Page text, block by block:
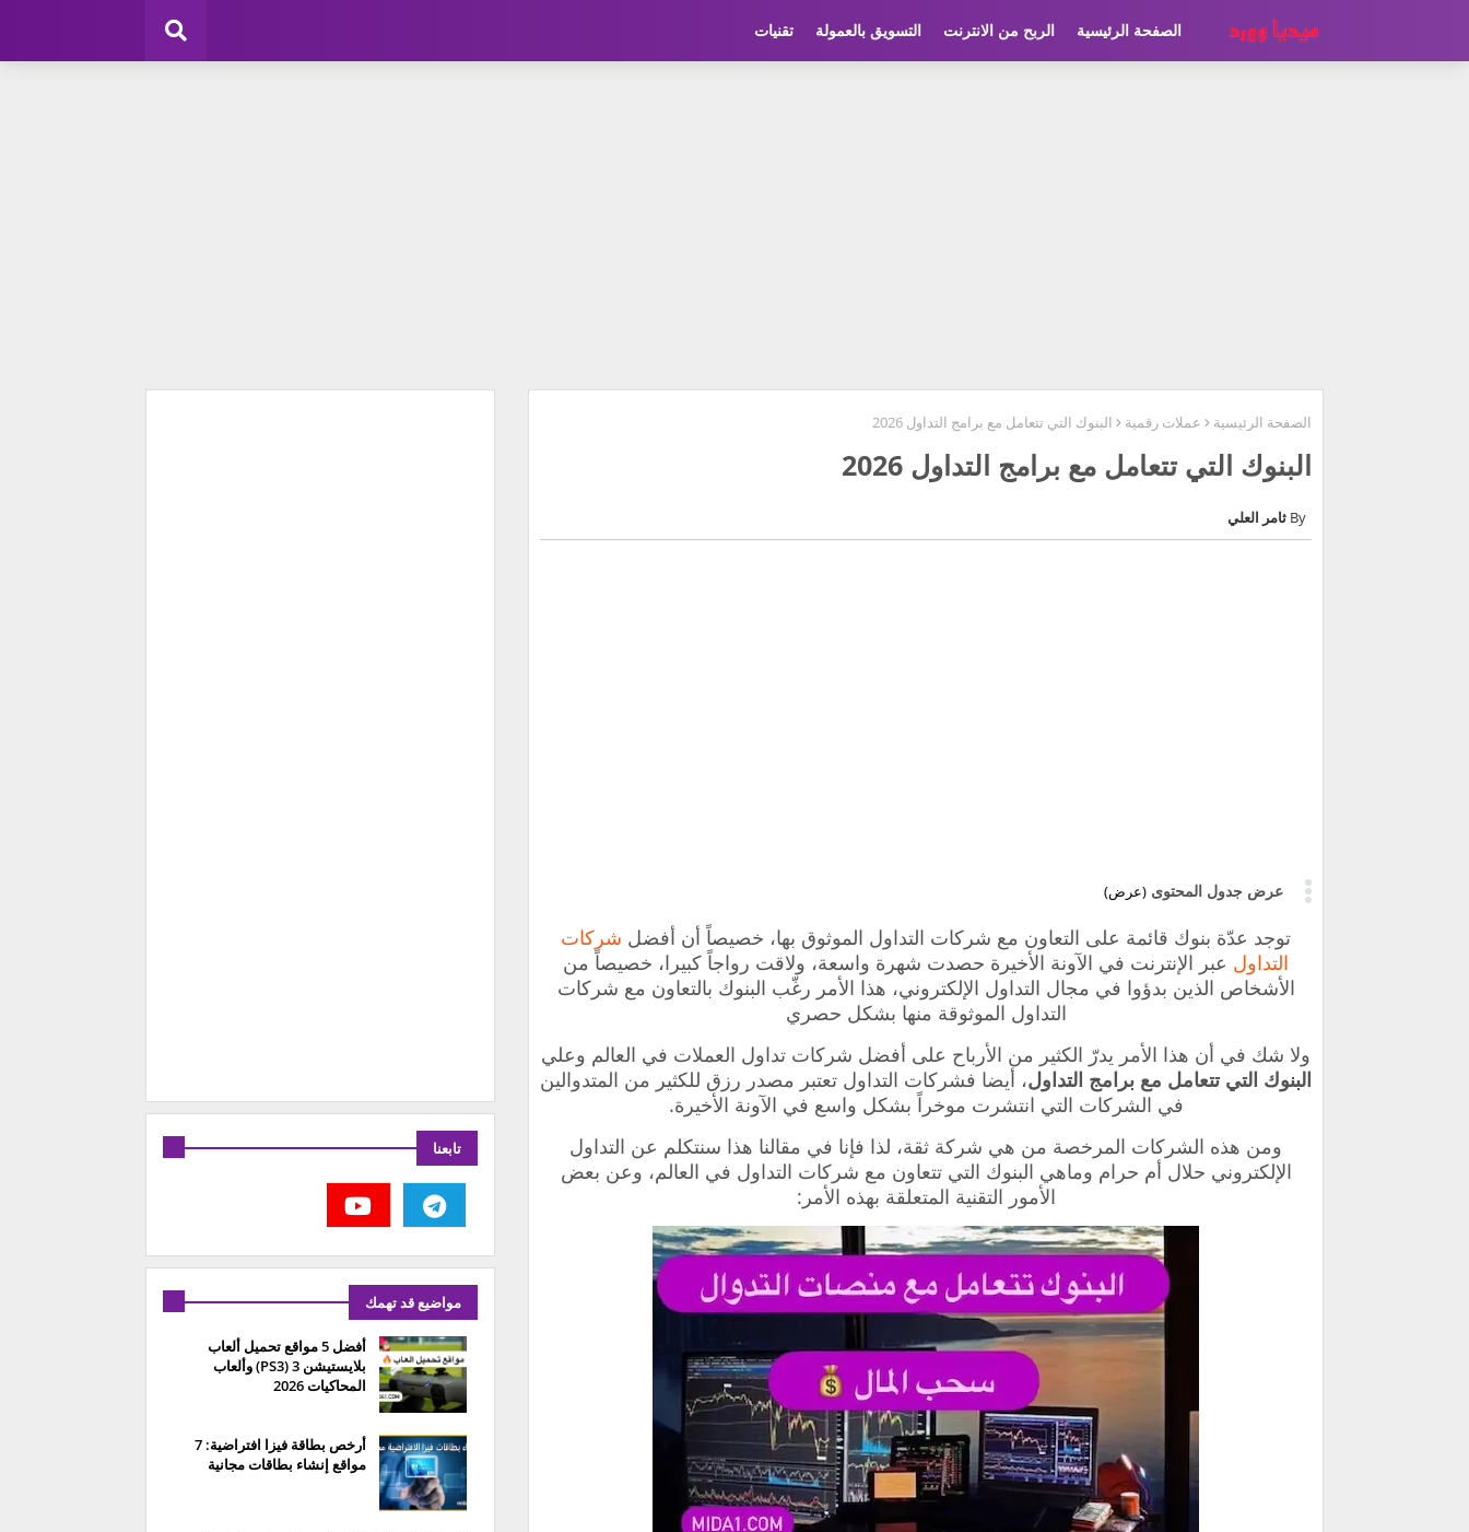
الصفحة الرئيسية الربح من الانترنت التسويق بالعمولة تقنيات
الصفحة الرئيسية عملات رقمية البنوك التي تتعامل مع برامج التداول 2026
البنوك التي تتعامل مع برامج التداول 2026
ثامر العلي
عرض جدول المحتوى (عرض)
توجد عدّة بنوك قائمة على التعاون مع شركات التداول الموثوق بها، خصيصاً أن أفضل شركات
التداول عبر الإنترنت في الآونة الأخيرة حصدت شهرة واسعة، ولاقت رواجاً كبيرا، خصيصاً من
الأشخاص الذين بدؤوا في مجال التداول الإلكتروني، هذا الأمر رغّب البنوك بالتعاون مع شركات
التداول الموثوقة منها بشكل حصري
ولا شك في أن هذا الأمر يدرّ الكثير من الأرباح على أفضل شركات تداول العملات في العالم وعلي
البنوك التي تتعامل مع برامج التداول، أيضا فشركات التداول تعتبر مصدر رزق للكثير من المتدوالين
في الشركات التي انتشرت موخراً بشكل واسع في الآونة الأخيرة.
ومن هذه الشركات المرخصة من هي شركة ثقة، لذا فإنا في مقالنا هذا سنتكلم عن التداول
الإلكتروني حلال أم حرام وماهي البنوك التي تتعاون مع شركات التداول في العالم، وعن بعض
الأمور التقنية المتعلقة بهذه الأمر:
تابعنا
مواضيع قد تهمك
أفضل 5 مواقع تحميل ألعاب
بلايستيشن 3 (PS3) وألعاب
المحاكيات 2026
أرخص بطاقة فيزا افتراضية: 7
مواقع إنشاء بطاقات مجانية